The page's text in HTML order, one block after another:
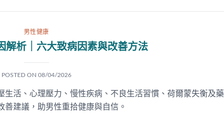
男性健康
解析｜六大致病因素與改善方法
POSTED ON 08/04/2026
活、心理壓力、慢性疾病、不良生活習慣、荷爾蒙失衡及藥
建議，助男性重拾健康與自信。